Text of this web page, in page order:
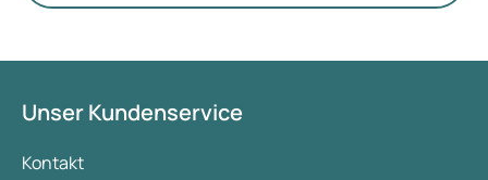
Unser Kundenservice
Kontakt